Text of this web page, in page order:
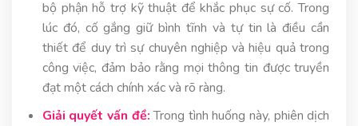
bộ phận hỗ trợ kỹ thuật để khắc phục sự cố. Trong
lúc đó, cố gắng giữ bình tĩnh và tự tin là điều cần
thiết để duy trì sự chuyên nghiệp và hiệu quả trong
công việc, đảm bảo rằng mọi thông tin được truyền
đạt một cách chính xác và rõ ràng.
Giải quyết vấn đề:Trong tình huống này, phiên dịch